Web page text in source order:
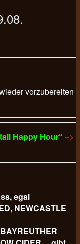
vorzubereiten
Happy Hour“–>
egal
NEWCASTLE